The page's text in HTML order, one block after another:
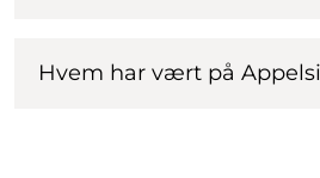
Hvem har vært på